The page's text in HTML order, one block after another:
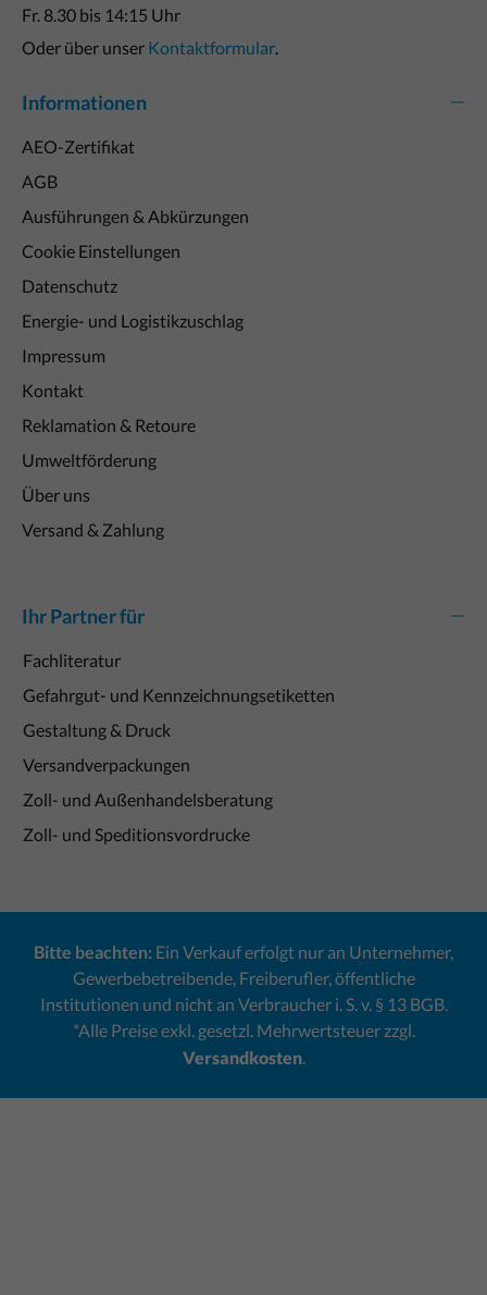
Fr. 8.30 bis 14:15 Uhr
Oder über unser Kontaktformular
Informationen
AEO-Zertifikat
AGB
Ausführungen & Abkürzungen
Cookie Einstellungen
Datenschutz
Energie- und Logistikzuschlag
Impressum
Kontakt
Reklamation & Retoure
Umweltförderung
Über uns
Versand & Zahlung
Ihr Partner für
Fachliteratur
Gefahrgut- und Kennzeichnungsetiketten
Gestaltung & Druck
Versandverpackungen
Zoll- und Außenhandelsberatung
Zoll- und Speditionsvordrucke
Bitte beachten: Ein Verkauf erfolgt nur an Unternehmer,
Gewerbebetreibende, Freiberufler, öffentliche
Institutionen und nicht an Verbraucher i. S. v. § 13 BGB.
*Alle Preise exkl. gesetzl. Mehrwertsteuer zzgl.
Versandkosten.